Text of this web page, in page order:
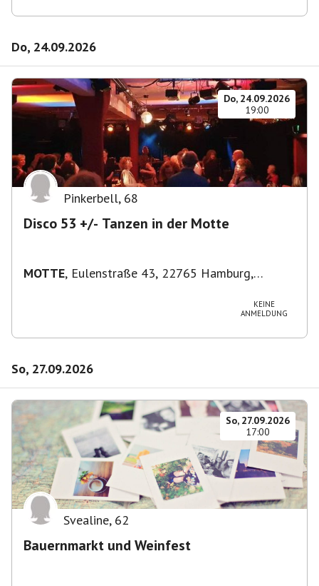
Do, 24.09.2026
Do, 24.09.2026
19:00
Pinkerbell, 68
Disco 53 +/- Tanzen in der Motte
MOTTE, Eulenstraße 43, 22765 Hamburg,
KEINE
ANMELDUNG
So, 27.09.2026
So, 27.09.2026
17:00
Svealine, 62
Bauernmarkt und Weinfest